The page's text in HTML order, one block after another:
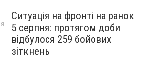
Ситуація на фронті на ранок
5 серпня: протягом доби
відбулося 259 бойових
зіткнень